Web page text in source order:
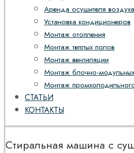
Аренда осушителя воздуха
Установка кондиционеров
Монтаж отопления
Монтаж теплых полов
Монтаж вентиляции
Монтаж блочно-модульных
Монтаж
СТАТЬИ
КОНТАКТЫ
Стиральная машина с